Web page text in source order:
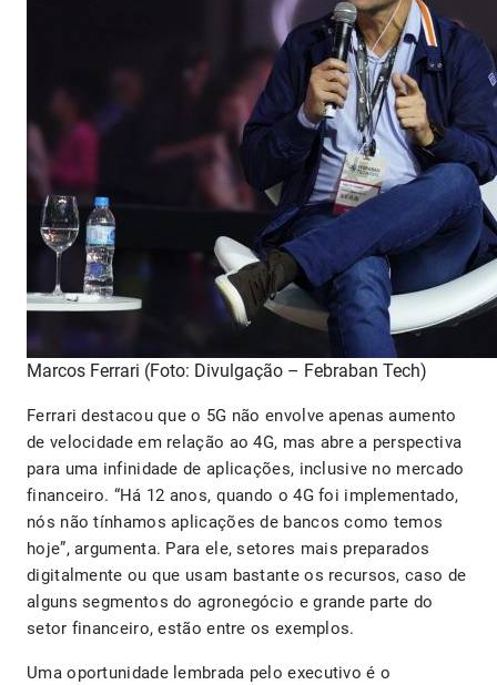
Marcos Ferrari (Foto: Divulgação – Febraban Tech)
Ferrari destacou que o 5G não envolve apenas aumento
de velocidade em relação ao 4G, mas abre a perspectiva
para uma infinidade de aplicações, inclusive no mercado
financeiro. “Há 12 anos, quando o 4G foi implementado,
nós não tínhamos aplicações de bancos como temos
hoje”, argumenta. Para ele, setores mais preparados
digitalmente ou que usam bastante os recursos, caso de
alguns segmentos do agronegócio e grande parte do
setor financeiro, estão entre os exemplos.
Uma oportunidade lembrada pelo executivo é o